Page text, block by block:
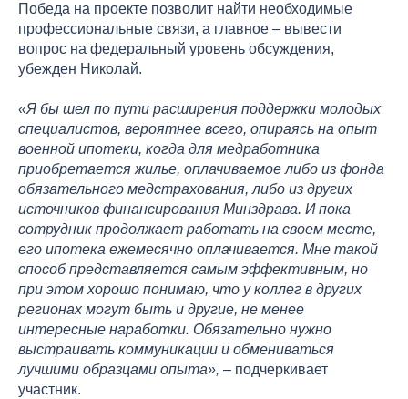
Победа на проекте позволит найти необходимые
профессиональные связи, а главное – вывести
вопрос на федеральный уровень обсуждения,
убежден Николай.
«Я бы шел по пути расширения поддержки молодых
специалистов, вероятнее всего, опираясь на опыт
военной ипотеки, когда для медработника
приобретается жилье, оплачиваемое либо из фонда
обязательного медстрахования, либо из других
источников финансирования Минздрава. И пока
сотрудник продолжает работать на своем месте,
его ипотека ежемесячно оплачивается. Мне такой
способ представляется самым эффективным, но
при этом хорошо понимаю, что у коллег в других
регионах могут быть и другие, не менее
интересные наработки. Обязательно нужно
выстраивать коммуникации и обмениваться
лучшими образцами опыта», – подчеркивает
участник.